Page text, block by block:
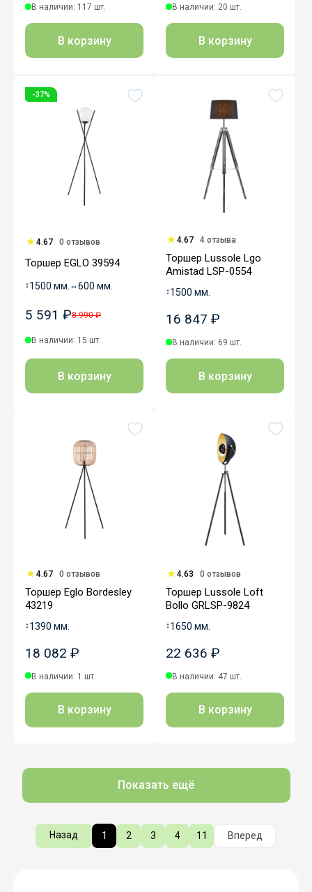
В наличии: 117 шт.
В корзину
В наличии: 20 шт.
В корзину
-37%
4.67 0 отзывов
Торшер EGLO 39594
↕1500 мм. ↔600 мм.
5 591 ₽8 990 ₽
В наличии: 15 шт.
В корзину
4.67 4 отзыва
Торшер Lussole Lgo
Amistad LSP-0554
↕1500 мм.
16 847 ₽
В наличии: 69 шт.
В корзину
4.67 0 отзывов
Торшер Eglo Bordesley
43219
↕1390 мм.
18 082 ₽
В наличии: 1 шт.
В корзину
4.63 0 отзывов
Торшер Lussole Loft
Bollo GRLSP-9824
↕1650 мм.
22 636 ₽
В наличии: 47 шт.
В корзину
Показать ещё
Назад 1 2 3 4 11 Вперед